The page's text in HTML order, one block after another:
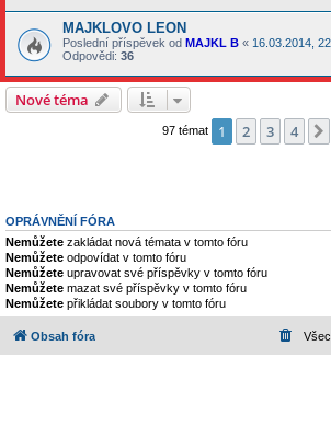
MAJKLOVO LEON
Poslední příspěvek od MAJKL B « 16.03.2014,
Odpovědi: 36
Nové téma
97 témat 1 2 3 4
OPRÁVNĚNÍ FÓRA
Nemůžete zakládat nová témata v tomto fóru
Nemůžete odpovídat v tomto fóru
Nemůžete upravovat své příspěvky v tomto fóru
Nemůžete mazat své příspěvky v tomto fóru
Nemůžete přikládat soubory v tomto fóru
Obsah fóra